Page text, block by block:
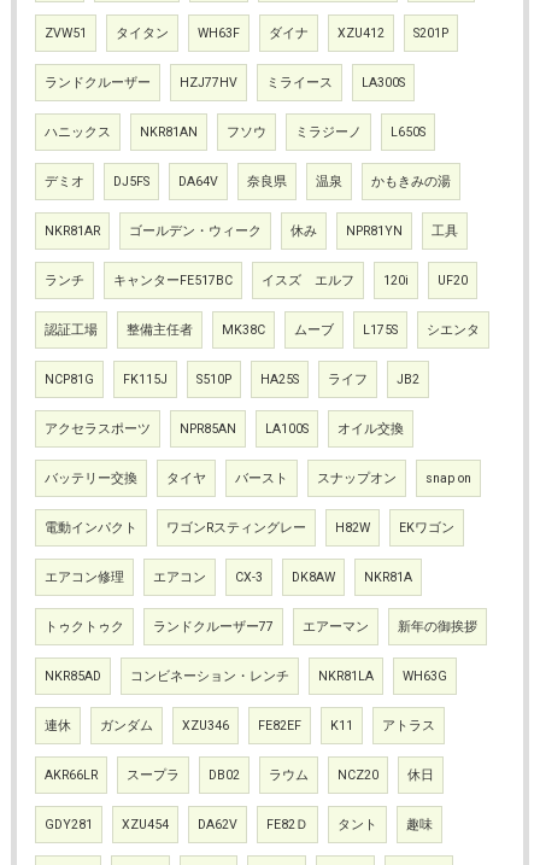
ZVW51 タイタン WH63F ダイナ XZU412 S201P
ランドクルーザー HZJ77HV ミライース LA300S
ハニックス NKR81AN フソウ ミラジーノ L650S
デミオ DJ5FS DA64V 奈良県 温泉 かもきみの湯
NKR81AR ゴールデン・ウィーク 休み NPR81YN 工具
ランチ キャンターFE517BC イスズ エルフ 120i UF20
認証工場 整備主任者 MK38C ムーブ L175S シエンタ
NCP81G FK115J S510P HA25S ライフ JB2
アクセラスポーツ NPR85AN LA100S オイル交換
バッテリー交換 タイヤ バースト スナップオン snap on
電動インパクト ワゴンRスティングレー H82W EKワゴン
エアコン修理 エアコン CX-3 DK8AW NKR81A
トゥクトゥク ランドクルーザー77 エアーマン 新年の御挨拶
NKR85AD コンビネーション・レンチ NKR81LA WH63G
連休 ガンダム XZU346 FE82EF K11 アトラス
AKR66LR スープラ DB02 ラウム NCZ20 休日
GDY281 XZU454 DA62V FE82Ｄ タント 趣味